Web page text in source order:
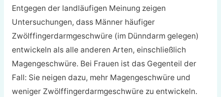
Entgegen der landläufigen Meinung zeigen
Untersuchungen, dass Männer häufiger
Zwölffingerdarmgeschwüre (im Dünndarm gelegen)
entwickeln als alle anderen Arten, einschließlich
Magengeschwüre. Bei Frauen ist das Gegenteil der
Fall: Sie neigen dazu, mehr Magengeschwüre und
weniger Zwölffingerdarmgeschwüre zu entwickeln.